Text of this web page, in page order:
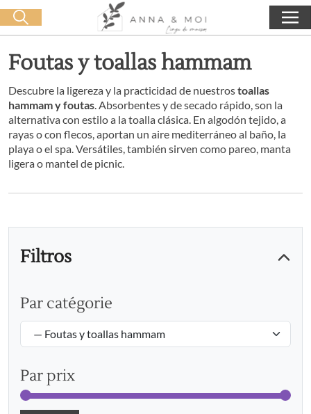
Oferta de entrega a partir de 60€ de compra 0,00€
Iniciar búsqueda
Foutas y toallas hammam
Descubre la ligereza y la practicidad de nuestrostoallas
hammam y foutas. Absorbentes y de secado rápido, son la
alternativa con estilo a la toalla clásica. En algodón tejido, a
rayas o con flecos, aportan un aire mediterráneo al baño, la
playa o el spa. Versátiles, también sirven como pareo, manta
ligera o mantel de picnic.
Filtros
Par catégorie
Par prix